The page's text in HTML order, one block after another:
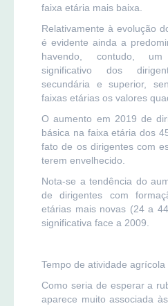
faixa etária mais baixa.
Relativamente à evolução
é evidente ainda a
havendo, contudo,
significativo dos
secundária e superior,
faixas etárias os valores
O aumento em 2019 de
básica na faixa etária dos
fato de os dirigentes com
terem envelhecido.
Nota-se a tendência do
de dirigentes com
etárias mais novas (24 a
significativa face a 2009.
Tempo de atividade
Como seria de esperar a
aparece muito associada